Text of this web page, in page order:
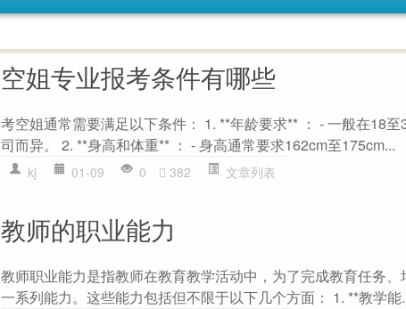
空姐专业报考条件有哪些
考空姐通常需要满足以下条件： 1. **年龄要求** ： - 一般在18
司而异。 2. **身高和体重** ： - 身高通常要求162cm至175cm...
kj 01-09 0 382 文章列表
教师的职业能力
教师职业能力是指教师在教育教学活动中，为了完成教育任务
一系列能力。这些能力包括但不限于以下几个方面： 1. **教学能